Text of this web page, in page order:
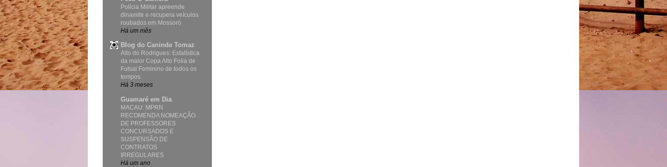
Polícia Militar apreende
dinamite e recupera veículos
roubados em Mossoró
Há um mês
Blog do Caninde Tomaz
Alto do Rodrigues: Estatística
da maior Copa Alto Folia de
Futsal Feminino de todos os
tempos
Há 3 meses
Guamaré em Dia
MACAU: MPRN
RECOMENDA NOMEAÇÃO
DE PROFESSORES
CONCURSADOS E
SUSPENSÃO DE
CONTRATOS
IRREGULARES
Há um ano